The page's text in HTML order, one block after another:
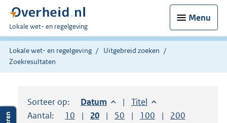
Menu
U
bent
hier:
Lokale wet- en regelgeving
Lokale wet- en regelgeving
Uitgebreid zoeken
Zoekresultaten
Sorteer op: Sorteer op:
Datum aflopendSorteer op:
Titel oplopend
Aantal:
Toon
10 resultaten per pagina
Toon
20 resultaten per pagina
Toon
50 resultaten per pagina
Toon
100 resultaten per
Toon
200